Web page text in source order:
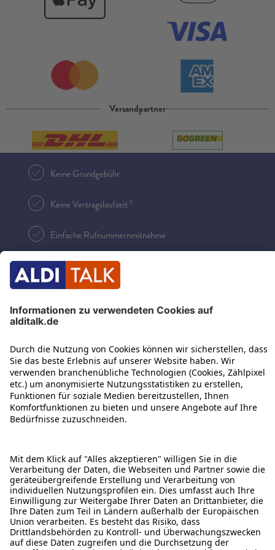
Versandpartner
Keine Grundgebühr
Keine Vertragslaufzeit 12
Einfache Rufnummernmitnahme
ÜBER DIESE SEITE
ALDI TALK WEBSHOP
ALDI TALK MOBILFUNK